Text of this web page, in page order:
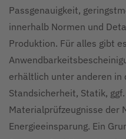
Passgenauigkeit,
innerhalb Normen und
Produktion. Für alles gibt
erhältlich unter anderen in
Standsicherheit, Statik,
Materialprüfzeugnisse der
Energieeinsparung. Ein